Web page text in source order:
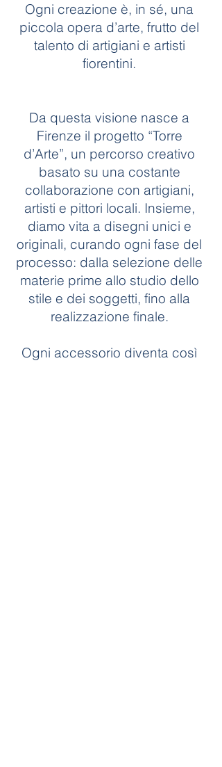
Ogni creazione è, in sé, una
piccola opera d’arte, frutto del
talento di artigiani e artisti
fiorentini.
Da questa visione nasce a
Firenze il progetto “Torre
d’Arte”, un percorso creativo
basato su una costante
collaborazione con artigiani,
artisti e pittori locali. Insieme,
diamo vita a disegni unici e
originali, curando ogni fase del
processo: dalla selezione delle
materie prime allo studio dello
stile e dei soggetti, fino alla
realizzazione finale.
Ogni accessorio diventa così